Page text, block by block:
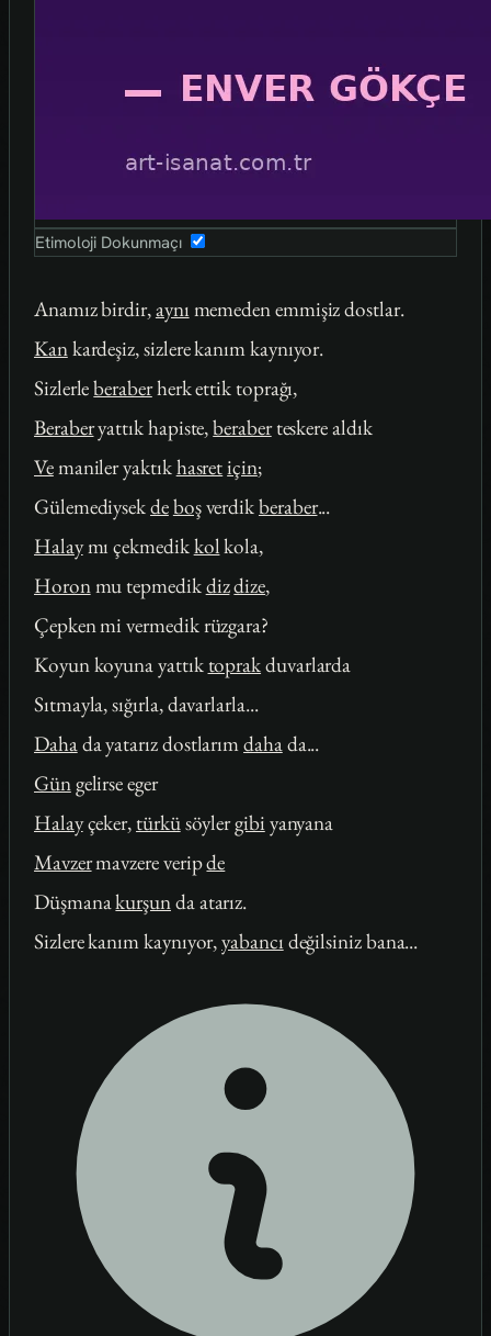
Etimoloji Dokunmaçı
Anamız birdir,aynı memeden emmişiz dostlar.
Kankardeşiz, sizlere kanım kaynıyor.
Sizlerleberaberherk ettik toprağı,
Beraberyattık hapiste,beraberteskere aldık
Vemaniler yaktıkhasretiçin;
Gülemediysekdeboşverdikberaber...
Halaymı çekmedikkolkola,
Horonmu tepmedikdizdize,
Çepken mi vermedik rüzgara?
Koyun koyuna yattık toprakduvarlarda
Sıtmayla, sığırla, davarlarla...
Dahada yatarız dostlarımdahada...
Güngelirse eger
Halayçeker, türküsöylergibi yanyana
Mavzermavzere veripde
Düşmanakurşunda atarız.
Sizlere kanım kaynıyor,yabancı değilsiniz bana...